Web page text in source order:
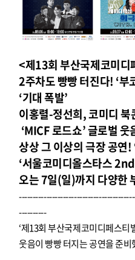
<제13회 부산국제코미
2주차도 빵빵 터진다! ‘부
‘기대 폭발’
이홍렬-정선희, 코미디 북
‘MICF 로드쇼’ 글로벌
상상 그 이상의 극장 공연!
‘서울코미디올스타스
오는 7일(일)까지 다양한
----------
‘제13회 부산국제코미디페스티
웃음이 빵빵 터지는 공연을 준비